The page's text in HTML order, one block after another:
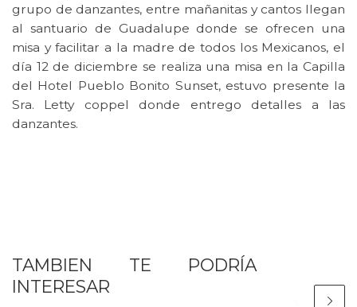
grupo de danzantes, entre mañanitas y cantos llegan
al santuario de Guadalupe donde se ofrecen una
misa y facilitar a la madre de todos los Mexicanos, el
día 12 de diciembre se realiza una misa en la Capilla
del Hotel Pueblo Bonito Sunset, estuvo presente la
Sra. Letty coppel donde entrego detalles a las
danzantes.
TAMBIEN TE PODRÍA
INTERESAR